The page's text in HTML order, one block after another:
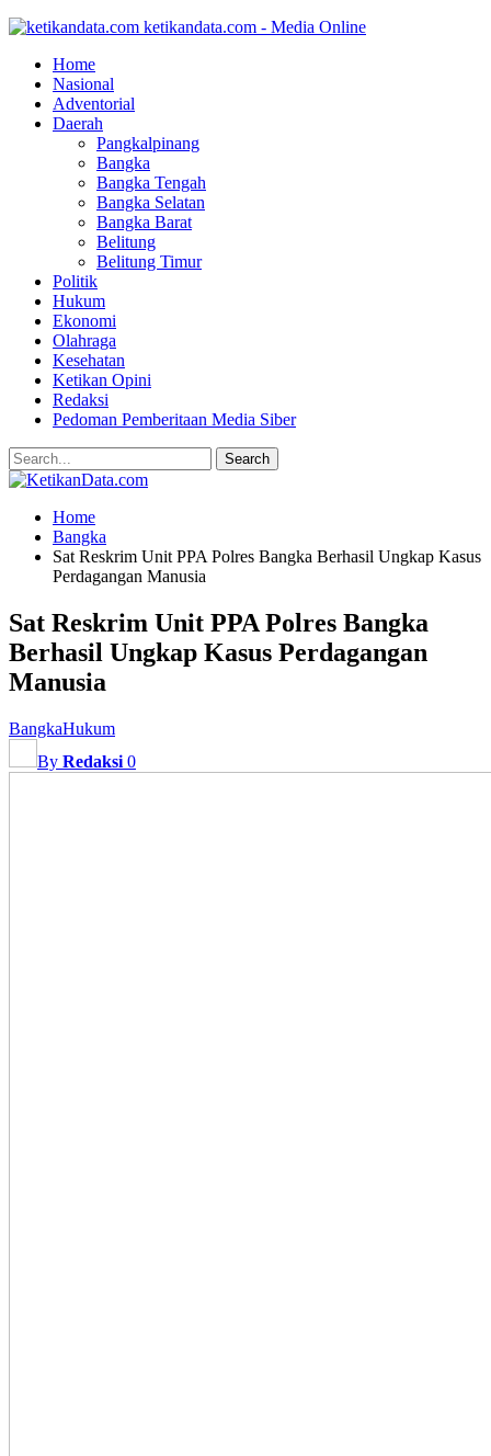
ketikandata.com - Media Online
Home
Nasional
Adventorial
Daerah
Pangkalpinang
Bangka
Bangka Tengah
Bangka Selatan
Bangka Barat
Belitung
Belitung Timur
Politik
Hukum
Ekonomi
Olahraga
Kesehatan
Ketikan Opini
Redaksi
Pedoman Pemberitaan Media Siber
Home
Bangka
Sat Reskrim Unit PPA Polres Bangka Berhasil Ungkap Kasus
Perdagangan Manusia
Sat Reskrim Unit PPA Polres Bangka
Berhasil Ungkap Kasus Perdagangan
Manusia
BangkaHukum
By Redaksi 0